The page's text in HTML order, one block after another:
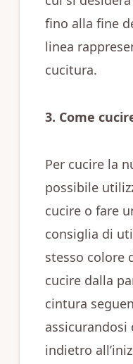
fino alla fine
linea
cucitura.
3. Come
Per cucire la
possibile
cucire o fare
consiglia di
stesso colore
cucire dalla
cintura
indietro